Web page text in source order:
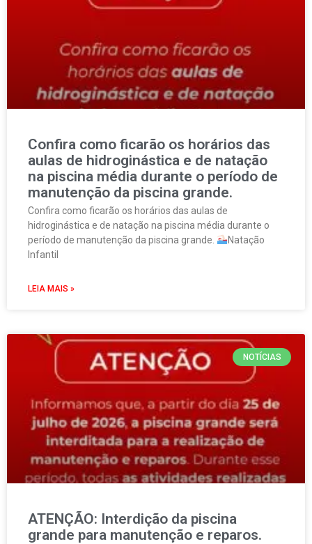
Confira como ficarão os horários das
aulas de hidroginástica e de natação
na piscina média durante o período de
manutenção da piscina grande.
Confira como ficarão os horários das aulas de
hidroginástica e de natação na piscina média durante o
período de manutenção da piscina grande.
Natação
Infantil
LEIA MAIS »
NOTÍCIAS
ATENÇÃO: Interdição da piscina
grande para manutenção e reparos.